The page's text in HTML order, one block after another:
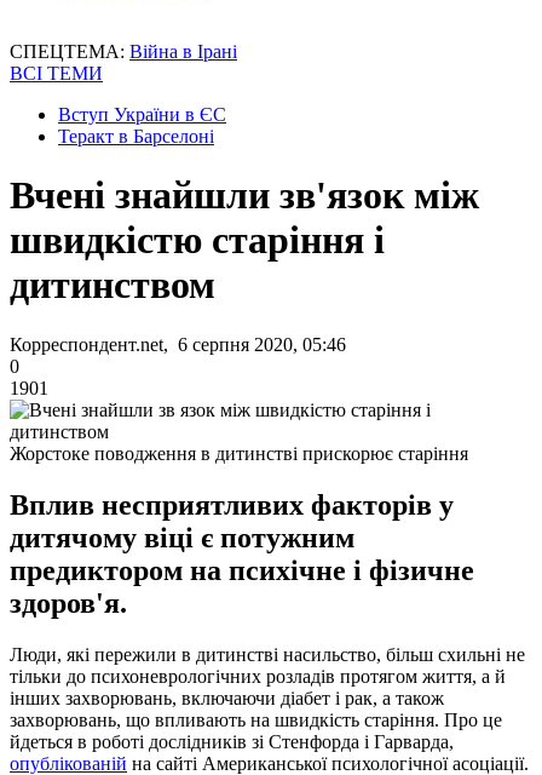
СПЕЦТЕМА: Війна в Ірані
ВСІ ТЕМИ
Вступ України в ЄС
Теракт в Барселоні
Вчені знайшли зв'язок між
швидкістю старіння і
дитинством
Корреспондент.net, 6 серпня 2020, 05:46
0
1901
Жорстоке поводження в дитинстві прискорює старіння
Вплив несприятливих факторів у
дитячому віці є потужним
предиктором на психічне і фізичне
здоров'я.
Люди, які пережили в дитинстві насильство, більш схильні не
тільки до психоневрологічних розладів протягом життя, а й
інших захворювань, включаючи діабет і рак, а також
захворювань, що впливають на швидкість старіння. Про це
йдеться в роботі дослідників зі Стенфорда і Гарварда,
опублікованій на сайті Американської психологічної асоціації.